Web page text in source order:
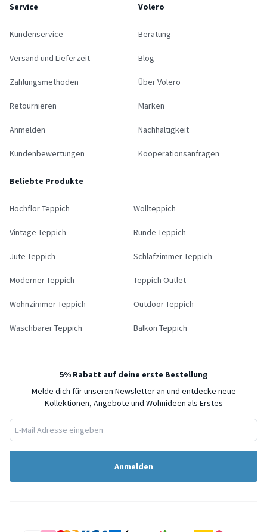
Service
Kundenservice
Versand und Lieferzeit
Zahlungsmethoden
Retournieren
Anmelden
Kundenbewertungen
Volero
Beratung
Blog
Über Volero
Marken
Nachhaltigkeit
Kooperationsanfragen
Beliebte Produkte
Hochflor Teppich Wollteppich
Vintage Teppich Runde Teppich
Jute Teppich Schlafzimmer Teppich
Moderner Teppich Teppich Outlet
Wohnzimmer Teppich Outdoor Teppich
Waschbarer Teppich Balkon Teppich
5% Rabatt auf deine erste Bestellung
Melde dich für unseren Newsletter an und entdecke neue
Kollektionen, Angebote und Wohnideen als Erstes
Anmelden